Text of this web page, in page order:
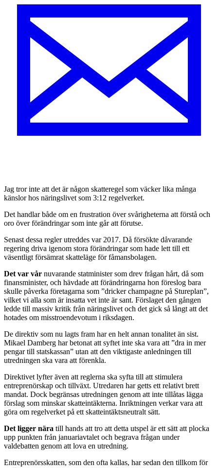
Jag tror inte att det är någon skatteregel som väcker lika många
känslor hos näringslivet som 3:12 regelverket.
Det handlar både om en frustration över svårigheterna att förstå och
oro över förändringar som inte går att förutse.
Senast dessa regler utreddes var 2017. Då försökte dåvarande
regering driva igenom stora förändringar som hade lett till ett
väsentligt försämrat skatteläge för fåmansbolagen.
Det var vår nuvarande statminister som drev frågan hårt, då som
finansminister, och hävdade att förändringarna hon föreslog bara
skulle påverka företagarna som ”dricker champagne på Stureplan”,
vilket vi alla som är insatta vet inte är sant. Förslaget den gången
ledde till massiv kritik från näringslivet och det gick så långt att det
hotades om misstroendevotum i riksdagen.
De direktiv som nu lagts fram har en helt annan tonalitet än sist.
Mikael Damberg har betonat att syftet inte ska vara att ”dra in mer
pengar till statskassan” utan att den viktigaste anledningen till
utredningen ska vara att förenkla.
Direktivet lyfter även att reglerna ska syfta till att stimulera
entreprenörskap och tillväxt. Utredaren har getts ett relativt brett
mandat. Dock begränsas utredningen genom att inte tillåtas lägga
förslag som minskar skatteintäkterna. Inriktningen verkar vara att
göra om regelverket på ett skatteintäktsneutralt sätt.
Det ligger nära till hands att tro att detta utspel är ett sätt att plocka
upp punkten från januariavtalet och begrava frågan under
valdebatten genom att lova en utredning.
Entreprenörsskatten, som den ofta kallas, har sedan den tillkom för